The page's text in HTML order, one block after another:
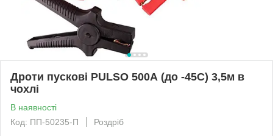
Дроти пускові PULSO 500А (до -45С) 3,5м в
чохлі
В наявності
Код: ПП-50235-П
Роздріб